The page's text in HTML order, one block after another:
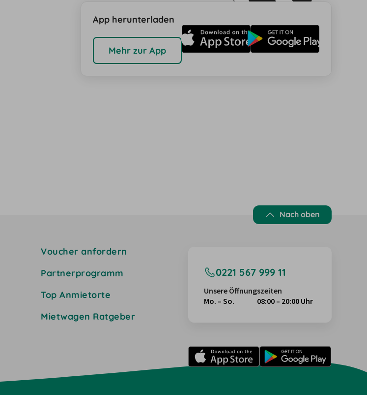
App herunterladen
Mehr zur App
Nach oben
Voucher anfordern
Partnerprogramm
Top Anmietorte
Mietwagen Ratgeber
0221 567 999 11
Unsere Öffnungszeiten
Mo. – So.
08:00 – 20:00 Uhr